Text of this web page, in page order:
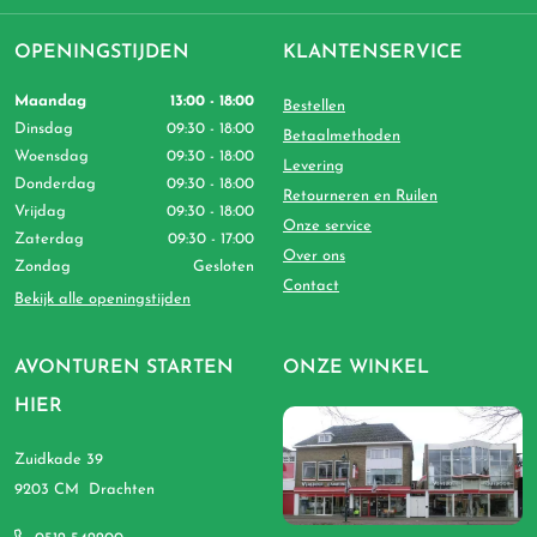
AVONTUREN STARTEN
HIER
Zuidkade 39
9203 CM Drachten
OPENINGSTIJDEN
Maandag
13:00 - 18:00
Dinsdag
09:30 - 18:00
Woensdag
09:30 - 18:00
Donderdag
09:30 - 18:00
Vrijdag
09:30 - 18:00
Zaterdag
09:30 - 17:00
Zondag
Gesloten
Bekijk alle openingstijden
KLANTENSERVICE
Bestellen
Betaalmethoden
Levering
Retourneren en Ruilen
Onze service
Over ons
Contact
ONZE WINKEL